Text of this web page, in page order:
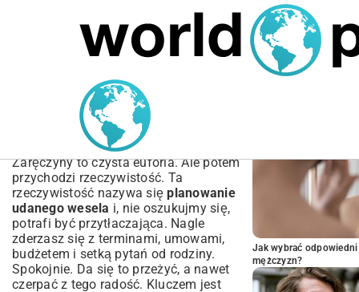
MARIUSZ ŁAMAGA 04.10.2025
Planowanie udanego
wesela: Kompletny
poradnik od A do Z
Zaręczyny to czysta euforia. Ale potem
przychodzi rzeczywistość. Ta
rzeczywistość nazywa sięplanowanie
udanego wesela i, nie oszukujmy się,
potrafi być przytłaczająca. Nagle
zderzasz się z terminami, umowami,
budżetem i setką pytań od rodziny.
Spokojnie. Da się to przeżyć, a nawet
czerpać z tego radość. Kluczem jest
Jak wybrać
mężczyzn?